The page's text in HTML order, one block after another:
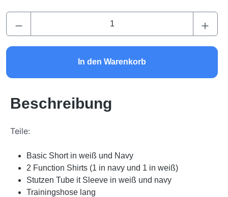
Produkt Anzahl: Gib den gewünschten
In den Warenkorb
Beschreibung
Teile:
Basic Short in weiß und Navy
2 Function Shirts (1 in navy und 1 in weiß)
Stutzen Tube it Sleeve in weiß und navy
Trainingshose lang